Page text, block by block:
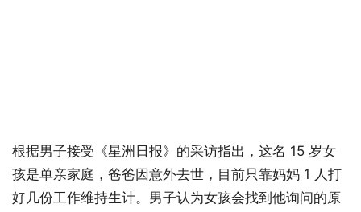
根据男子接受《星洲日报》的采访指出，这名 15 岁女
孩是单亲家庭，爸爸因意外去世，目前只靠妈妈 1 人打
好几份工作维持生计。男子认为女孩会找到他询问的原